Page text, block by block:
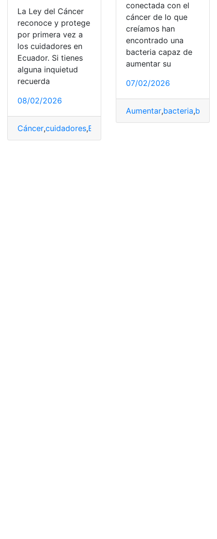
La Ley del Cáncer
reconoce y protege
por primera vez a
los cuidadores en
Ecuador. Si tienes
alguna inquietud
recuerda
08/02/2026
Cáncer,cuidadores,Ecuador
conectada con el
cáncer de lo que
creíamos han
encontrado una
bacteria capaz de
aumentar su
07/02/2026
Aumentar,bacteria,boca